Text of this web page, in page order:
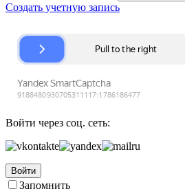
Создать учетную запись
Войти через соц. сеть:
Войти
Запомнить